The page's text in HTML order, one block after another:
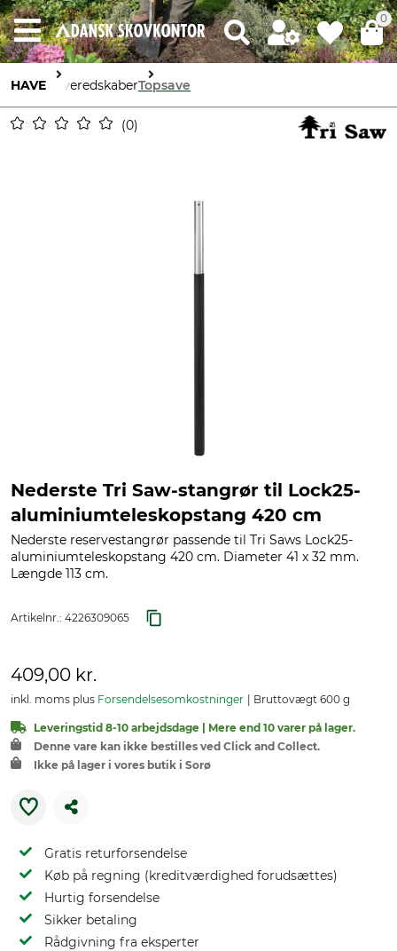
0
HAVE HaveredskaberTopsave
0
Nederste Tri Saw-stangrør til Lock25-
aluminiumteleskopstang 420 cm
Nederste reservestangrør passende til Tri Saws Lock25-
aluminiumteleskopstang 420 cm. Diameter 41 x 32 mm.
Længde 113 cm.
Artikelnr.: 4226309065
409,00 kr.
inkl. moms plus Forsendelsesomkostninger Bruttovægt 600 g
Leveringstid 8-10 arbejdsdage | Mere end 10 varer på lager.
Denne vare kan ikke bestilles ved Click and Collect.
Ikke på lager i vores butik i Sorø
Gratis returforsendelse
Køb på regning (kreditværdighed forudsættes)
Hurtig forsendelse
Sikker betaling
Rådgivning fra eksperter